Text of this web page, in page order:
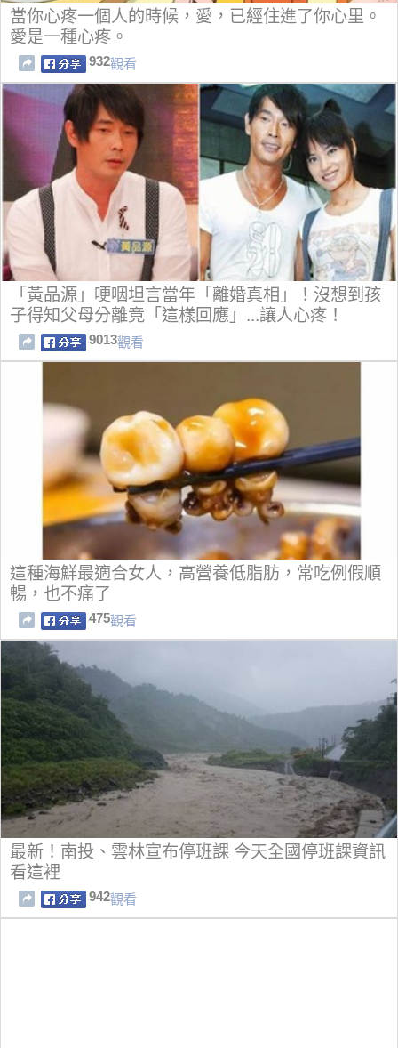
當你心疼一個人的時候，愛，已經住進了你心里。
愛是一種心疼。
932觀看
「黃品源」哽咽坦言當年「離婚真相」！沒想到孩
子得知父母分離竟「這樣回應」...讓人心疼！
9013觀看
這種海鮮最適合女人，高營養低脂肪，常吃例假順
暢，也不痛了
475觀看
最新！南投、雲林宣布停班課 今天全國停班課資訊
看這裡
942觀看